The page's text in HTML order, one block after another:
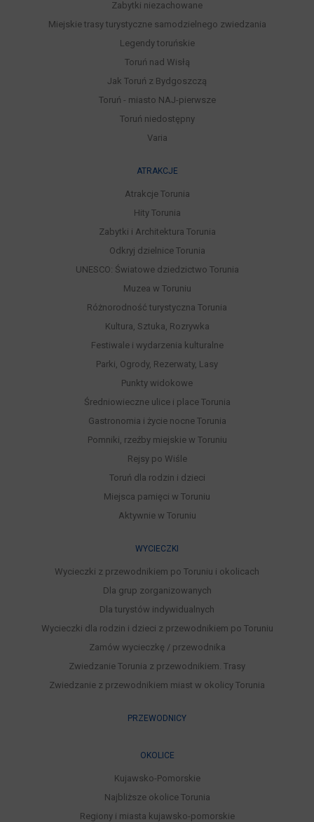
Zabytki niezachowane
Miejskie trasy turystyczne samodzielnego zwiedzania
Legendy toruńskie
Toruń nad Wisłą
Jak Toruń z Bydgoszczą
Toruń - miasto NAJ-pierwsze
Toruń niedostępny
Varia
ATRAKCJE
Atrakcje Torunia
Hity Torunia
Zabytki i Architektura Torunia
Odkryj dzielnice Torunia
UNESCO: Światowe dziedzictwo Torunia
Muzea w Toruniu
Różnorodność turystyczna Torunia
Kultura, Sztuka, Rozrywka
Festiwale i wydarzenia kulturalne
Parki, Ogrody, Rezerwaty, Lasy
Punkty widokowe
Średniowieczne ulice i place Torunia
Gastronomia i życie nocne Torunia
Pomniki, rzeźby miejskie w Toruniu
Rejsy po Wiśle
Toruń dla rodzin i dzieci
Miejsca pamięci w Toruniu
Aktywnie w Toruniu
WYCIECZKI
Wycieczki z przewodnikiem po Toruniu i okolicach
Dla grup zorganizowanych
Dla turystów indywidualnych
Wycieczki dla rodzin i dzieci z przewodnikiem po Toruniu
Zamów wycieczkę / przewodnika
Zwiedzanie Torunia z przewodnikiem. Trasy
Zwiedzanie z przewodnikiem miast w okolicy Torunia
PRZEWODNICY
OKOLICE
Kujawsko-Pomorskie
Najbliższe okolice Torunia
Regiony i miasta kujawsko-pomorskie